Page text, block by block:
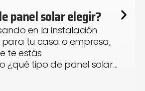
panel solar elegir?
en la instalación
tu casa o empresa,
te estás
¿qué tipo de panel solar…